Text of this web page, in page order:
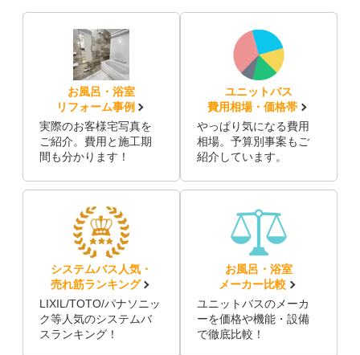
お風呂・浴室
リフォーム事例
実際のお客様宅写真を
ご紹介。費用と施工期
間も分かります！
ユニットバス
費用相場・価格帯
やっぱり気になる費用
相場。予算別事案もご
紹介しています。
システムバス人気・
売れ筋ランキング
LIXIL/TOTO/パナソニッ
ク等人気のシステムバ
スランキング！
お風呂・浴室
メーカー比較
ユニットバスのメーカ
ーを価格や機能・設備
で徹底比較！